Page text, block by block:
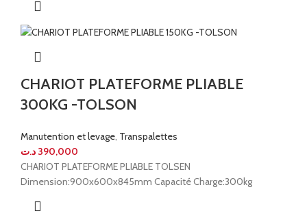
CHARIOT PLATEFORME PLIABLE
300KG -TOLSON
Manutention et levage Transpalettes
390,000 د.ت
CHARIOT PLATEFORME PLIABLE TOLSEN
Dimension:900x600x845mm Capacité Charge:300kg